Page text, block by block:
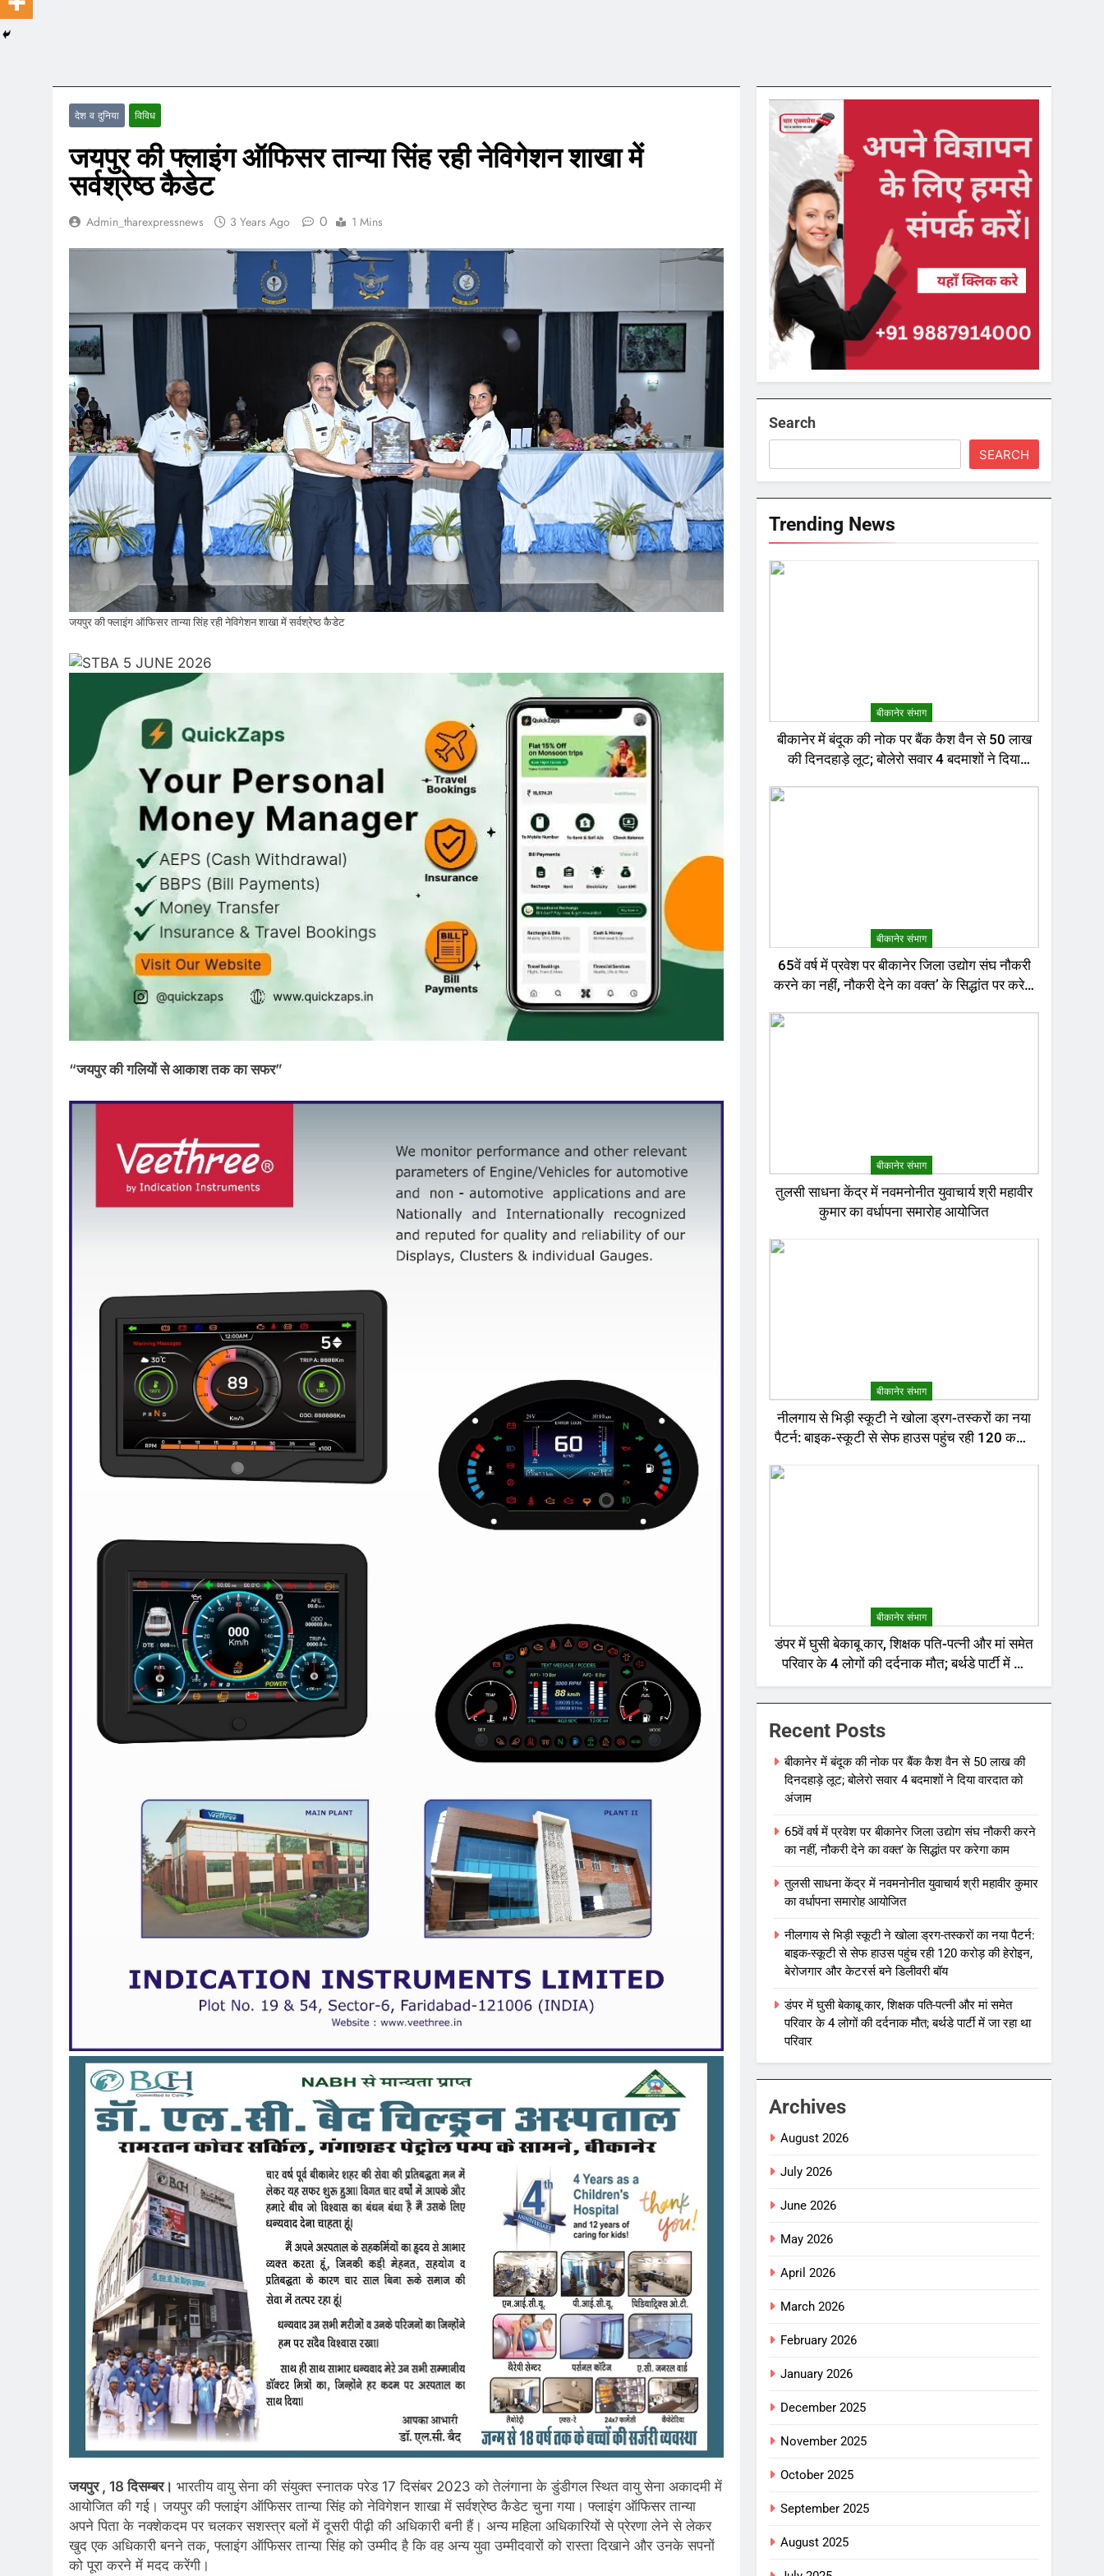
देश व दुनिया विविध
जयपुर की फ्लाइंग ऑफिसर तान्या सिंह रही नेविगेशन शाखा में
सर्वश्रेष्ठ कैडेट
Admin_tharexpressnews 3 Years Ago 0 1 Mins
जयपुर की फ्लाइंग ऑफिसर तान्या सिंह रही नेविगेशन शाखा में सर्वश्रेष्ठ कैडेट
“जयपुर की गलियों से आकाश तक का सफर”
जयपुर , 18 दिसम्बर। भारतीय वायु सेना की संयुक्त स्नातक परेड 17 दिसंबर 2023 को तेलंगाना के डुंडीगल स्थित वायु सेना अकादमी में
आयोजित की गई। जयपुर की फ्लाइंग ऑफिसर तान्या सिंह को नेविगेशन शाखा में सर्वश्रेष्ठ कैडेट चुना गया। फ्लाइंग ऑफिसर तान्या
अपने पिता के नक्शेकदम पर चलकर सशस्त्र बलों में दूसरी पीढ़ी की अधिकारी बनी हैं। अन्य महिला अधिकारियों से प्रेरणा लेने से लेकर
खुद एक अधिकारी बनने तक, फ्लाइंग ऑफिसर तान्या सिंह को उम्मीद है कि वह अन्य युवा उम्मीदवारों को रास्ता दिखाने और उनके सपनों
को पूरा करने में मदद करेंगी।
Search
SEARCH
Trending News
बीकानेर संभाग
बीकानेर में बंदूक की नोक पर बैंक कैश वैन से 50 लाख
की दिनदहाड़े लूट; बोलेरो सवार 4 बदमाशों ने दिया
बीकानेर संभाग
65वें वर्ष में प्रवेश पर बीकानेर जिला उद्योग संघ नौकरी
करने का नहीं, नौकरी देने का वक्त’ के सिद्धांत पर करेगा
बीकानेर संभाग
तुलसी साधना केंद्र में नवमनोनीत युवाचार्य श्री महावीर
कुमार का वर्धापना समारोह आयोजित
बीकानेर संभाग
नीलगाय से भिड़ी स्कूटी ने खोला ड्रग-तस्करों का नया
पैटर्न: बाइक-स्कूटी से सेफ हाउस पहुंच रही 120 करोड़
बीकानेर संभाग
डंपर में घुसी बेकाबू कार, शिक्षक पति-पत्नी और मां समेत
परिवार के 4 लोगों की दर्दनाक मौत; बर्थडे पार्टी में जा
रहा था परिवार
Recent Posts
बीकानेर में बंदूक की नोक पर बैंक कैश वैन से 50 लाख की
दिनदहाड़े लूट; बोलेरो सवार 4 बदमाशों ने दिया वारदात को
अंजाम
65वें वर्ष में प्रवेश पर बीकानेर जिला उद्योग संघ नौकरी करने
का नहीं, नौकरी देने का वक्त’ के सिद्धांत पर करेगा काम
तुलसी साधना केंद्र में नवमनोनीत युवाचार्य श्री महावीर कुमार
का वर्धापना समारोह आयोजित
नीलगाय से भिड़ी स्कूटी ने खोला ड्रग-तस्करों का नया पैटर्न:
बाइक-स्कूटी से सेफ हाउस पहुंच रही 120 करोड़ की हेरोइन,
बेरोजगार और केटरर्स बने डिलीवरी बॉय
डंपर में घुसी बेकाबू कार, शिक्षक पति-पत्नी और मां समेत
परिवार के 4 लोगों की दर्दनाक मौत; बर्थडे पार्टी में जा रहा था
परिवार
Archives
August 2026
July 2026
June 2026
May 2026
April 2026
March 2026
February 2026
January 2026
December 2025
November 2025
October 2025
September 2025
August 2025